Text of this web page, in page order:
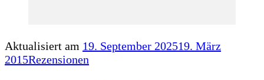
Aktualisiert am 19. September 202519. März
2015Rezensionen